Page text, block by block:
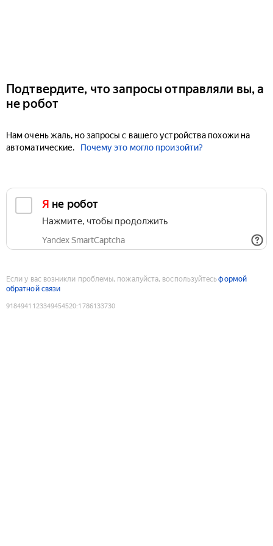
Подтвердите, что запросы отправляли вы, а
не робот
Нам очень жаль, но запросы с вашего устройства похожи на
автоматические.
Почему это могло произойти?
Я не робот
Нажмите, чтобы продолжить
Yandex SmartCaptcha
Если у вас возникли проблемы, пожалуйста, воспользуйтесьформой
обратной связи
9184941123349454520:1786133730